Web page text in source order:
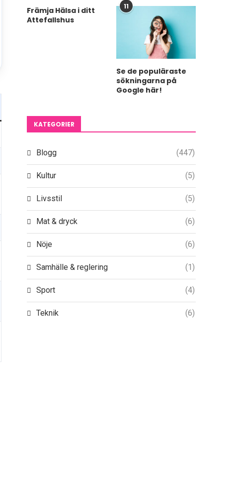
Främja Hälsa i ditt
Attefallshus
11
Se de populäraste
sökningarna på
Google här!
KATEGORIER
Blogg (447)
Kultur (5)
Livsstil (5)
Mat & dryck (6)
Nöje (6)
Samhälle & reglering (1)
Sport (4)
Teknik (6)